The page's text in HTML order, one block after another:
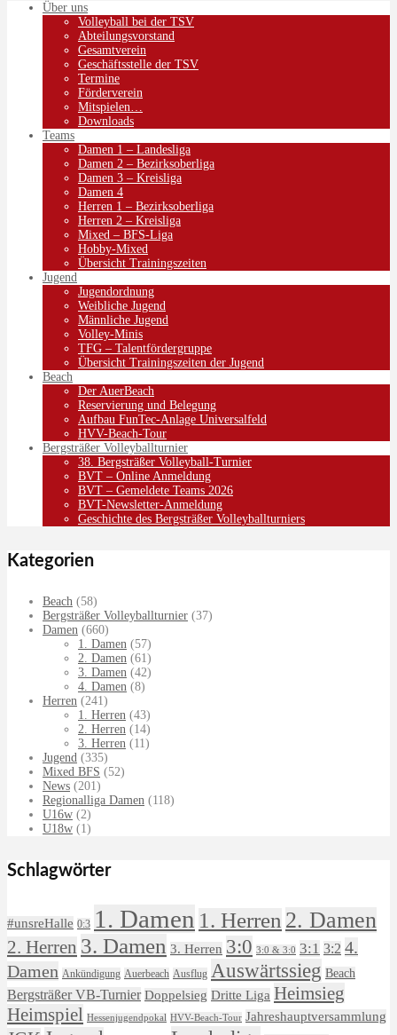
Über uns
Volleyball bei der TSV
Abteilungsvorstand
Gesamtverein
Geschäftsstelle der TSV
Termine
Förderverein
Mitspielen…
Downloads
Teams
Damen 1 – Landesliga
Damen 2 – Bezirksoberliga
Damen 3 – Kreisliga
Damen 4
Herren 1 – Bezirksoberliga
Herren 2 – Kreisliga
Mixed – BFS-Liga
Hobby-Mixed
Übersicht Trainingszeiten
Jugend
Jugendordnung
Weibliche Jugend
Männliche Jugend
Volley-Minis
TFG – Talentfördergruppe
Übersicht Trainingszeiten der Jugend
Beach
Der AuerBeach
Reservierung und Belegung
Aufbau FunTec-Anlage Universalfeld
HVV-Beach-Tour
Bergsträßer Volleyballturnier
38. Bergsträßer Volleyball-Turnier
BVT – Online Anmeldung
BVT – Gemeldete Teams 2026
BVT-Newsletter-Anmeldung
Geschichte des Bergsträßer Volleyballturniers
Kategorien
Beach (58)
Bergsträßer Volleyballturnier (37)
Damen (660)
1. Damen (57)
2. Damen (61)
3. Damen (42)
4. Damen (8)
Herren (241)
1. Herren (43)
2. Herren (14)
3. Herren (11)
Jugend (335)
Mixed BFS (52)
News (201)
Regionalliga Damen (118)
U16w (2)
U18w (1)
Schlagwörter
#unsreHalle 0:3 1. Damen 1. Herren 2. Damen
2. Herren 3. Damen 3. Herren 3:0 3:0 & 3:0 3:1 3:2 4.
Damen Ankündigung Auerbeach Ausflug Auswärtssieg Beach
Bergsträßer VB-Turnier Doppelsieg Dritte Liga Heimsieg
Heimspiel Hessenjugendpokal HVV-Beach-Tour Jahreshauptversammlung